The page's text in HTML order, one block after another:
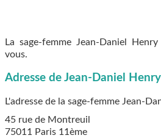
La sage-femme Jean-Daniel
vous.
Adresse de Jean-Daniel Henry
L'adresse de la sage-femmeJean-
45 rue de Montreuil
75011 Paris 11ème